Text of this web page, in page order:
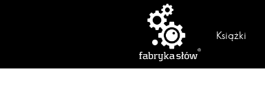
Książki